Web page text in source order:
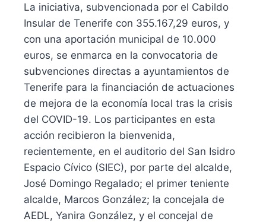
La iniciativa, subvencionada por el Cabildo
Insular de Tenerife con 355.167,29 euros, y
con una aportación municipal de 10.000
euros, se enmarca en la convocatoria de
subvenciones directas a ayuntamientos de
Tenerife para la financiación de actuaciones
de mejora de la economía local tras la crisis
del COVID-19. Los participantes en esta
acción recibieron la bienvenida,
recientemente, en el auditorio del San Isidro
Espacio Cívico (SIEC), por parte del alcalde,
José Domingo Regalado; el primer teniente
alcalde, Marcos González; la concejala de
AEDL, Yanira González, y el concejal de